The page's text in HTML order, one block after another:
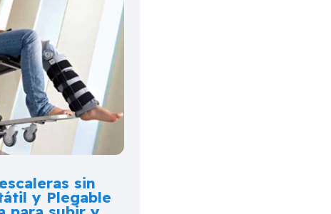
sin
y Plegable